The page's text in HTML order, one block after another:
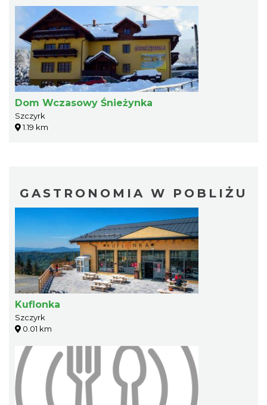
Dom Wczasowy Śnieżynka
Szczyrk
1.19 km
GASTRONOMIA W POBLIŻU
Kuflonka
Szczyrk
0.01 km